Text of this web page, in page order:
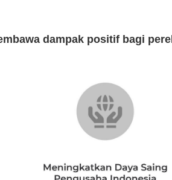
dampak positif bagi